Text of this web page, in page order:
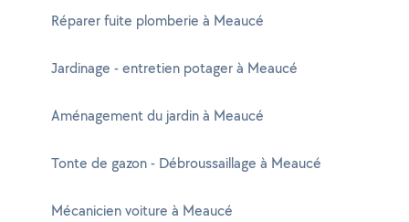
Réparer fuite plomberie à Meaucé
Jardinage - entretien potager à Meaucé
Aménagement du jardin à Meaucé
Tonte de gazon - Débroussaillage à Meaucé
Mécanicien voiture à Meaucé